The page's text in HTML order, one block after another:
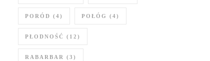
PORÓD (4) POŁÓG (4)
PŁODNOŚĆ (12)
RABARBAR (3)